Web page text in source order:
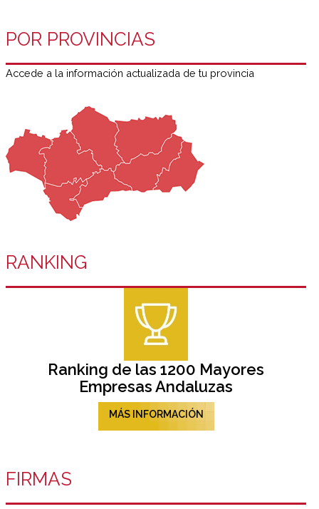
POR PROVINCIAS
Accede a la información actualizada de tu provincia
RANKING
Ranking de las 1200 Mayores
Empresas Andaluzas
MÁS INFORMACIÓN
FIRMAS